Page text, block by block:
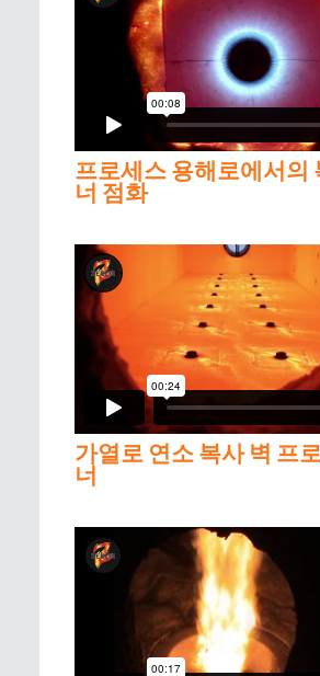
프로세스 용해로에서의
너 점화
가열로 연소 복사 벽 프
너